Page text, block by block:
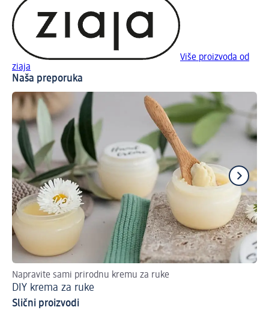
Više proizvoda od
ziaja
Naša preporuka
Napravite sami prirodnu kremu za ruke
DIY krema za ruke
Slični proizvodi